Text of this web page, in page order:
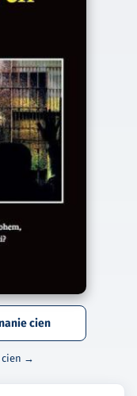
cien
cien →